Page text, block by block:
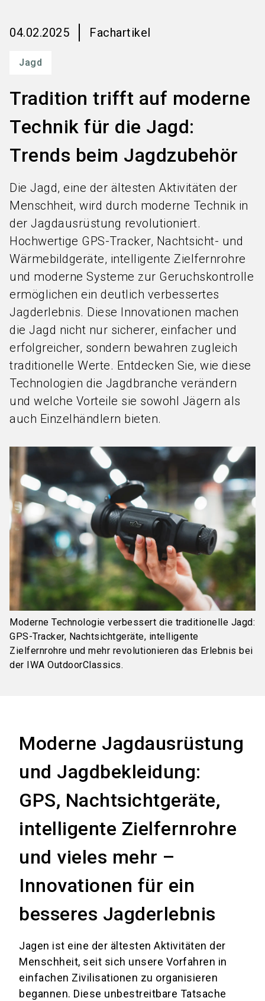
04.02.2025 Fachartikel
Jagd
Tradition trifft auf moderne
Technik für die Jagd:
Trends beim Jagdzubehör
Die Jagd, eine der ältesten Aktivitäten der
Menschheit, wird durch moderne Technik in
der Jagdausrüstung revolutioniert.
Hochwertige GPS-Tracker, Nachtsicht- und
Wärmebildgeräte, intelligente Zielfernrohre
und moderne Systeme zur Geruchskontrolle
ermöglichen ein deutlich verbessertes
Jagderlebnis. Diese Innovationen machen
die Jagd nicht nur sicherer, einfacher und
erfolgreicher, sondern bewahren zugleich
traditionelle Werte. Entdecken Sie, wie diese
Technologien die Jagdbranche verändern
und welche Vorteile sie sowohl Jägern als
auch Einzelhändlern bieten.
Moderne Technologie verbessert die traditionelle Jagd:
GPS-Tracker, Nachtsichtgeräte, intelligente
Zielfernrohre und mehr revolutionieren das Erlebnis bei
der IWA OutdoorClassics.
Moderne Jagdausrüstung
und Jagdbekleidung:
GPS, Nachtsichtgeräte,
intelligente Zielfernrohre
und vieles mehr –
Innovationen für ein
besseres Jagderlebnis
Jagen ist eine der ältesten Aktivitäten der
Menschheit, seit sich unsere Vorfahren in
einfachen Zivilisationen zu organisieren
begannen. Diese unbestreitbare Tatsache